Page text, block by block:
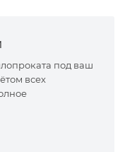
под ваш
всех